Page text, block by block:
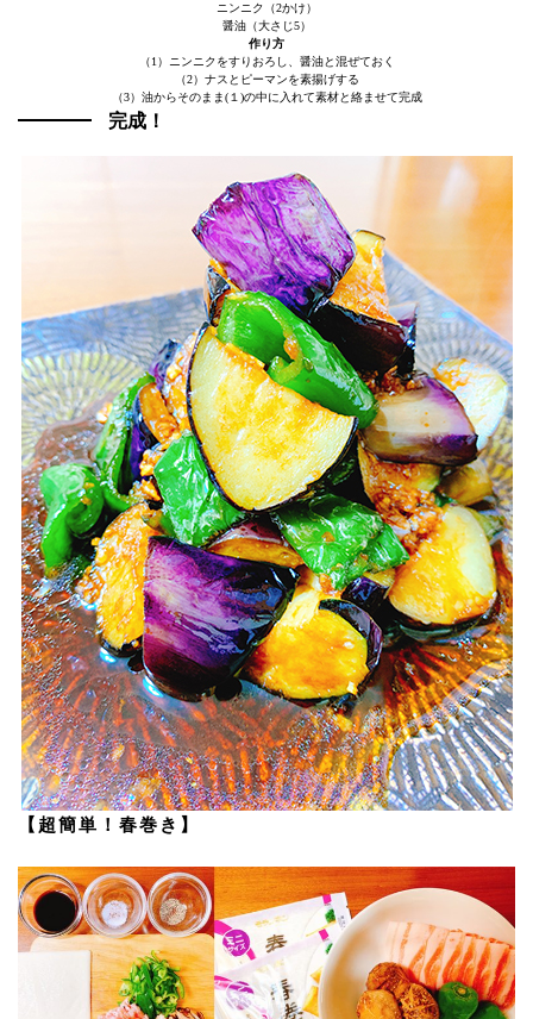
ニンニク（2かけ）
醤油（大さじ5）
作り方
（1）ニンニクをすりおろし、醤油と混ぜておく
（2）ナスとピーマンを素揚げする
（3）油からそのまま(１)の中に入れて素材と絡ませて完成
完成！
【超簡単！春巻き】